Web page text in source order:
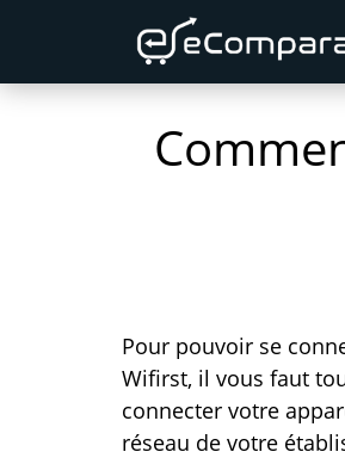
primary
content
primary
Pour pouvoir se
Wifirst, il vous faut
connecter votre
réseau de votre